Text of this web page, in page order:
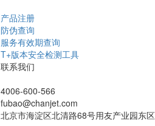
产品注册
防伪查询
服务有效期查询
T+版本安全检测工具
联系我们
4006-600-566
fubao@chanjet.com
北京市海淀区北清路68号用友产业园东